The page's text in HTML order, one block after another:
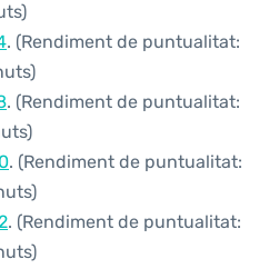
. (Rendiment de puntualitat:
. (Rendiment de puntualitat:
. (Rendiment de puntualitat:
. (Rendiment de puntualitat: